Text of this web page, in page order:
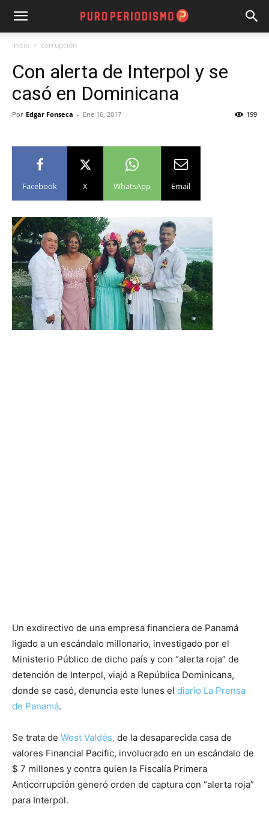
Inicio corrupción
Con alerta de Interpol y se
casó en Dominicana
Por Edgar Fonseca - Ene 16, 2017 199
Facebook X WhatsApp Email
Un exdirectivo de una empresa financiera de Panamá
ligado a un escándalo millonario, investigado por el
Ministerio Público de dicho país y con “alerta roja” de
detención de Interpol, viajó a República Dominicana,
donde se casó, denuncia este lunes el diario La Prensa
de Panamá.
Se trata de West Valdés, de la desaparecida casa de
valores Financial Pacific, involucrado en un escándalo de
$ 7 millones y contra quien la Fiscalía Primera
Anticorrupción generó orden de captura con “alerta roja”
para Interpol.